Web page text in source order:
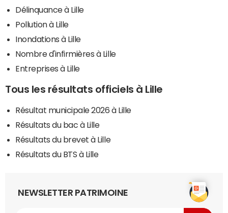
Délinquance à Lille
Pollution à Lille
Inondations à Lille
Nombre d'infirmières à Lille
Entreprises à Lille
Tous les résultats officiels à Lille
Résultat municipale 2026 à Lille
Résultats du bac à Lille
Résultats du brevet à Lille
Résultats du BTS à Lille
NEWSLETTER PATRIMOINE